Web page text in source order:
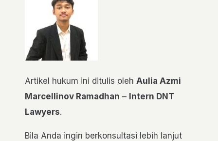
Artikel hukum ini ditulis oleh Aulia Azmi
Marcellinov Ramadhan – Intern DNT
Lawyers.
Bila Anda ingin berkonsultasi lebih lanjut